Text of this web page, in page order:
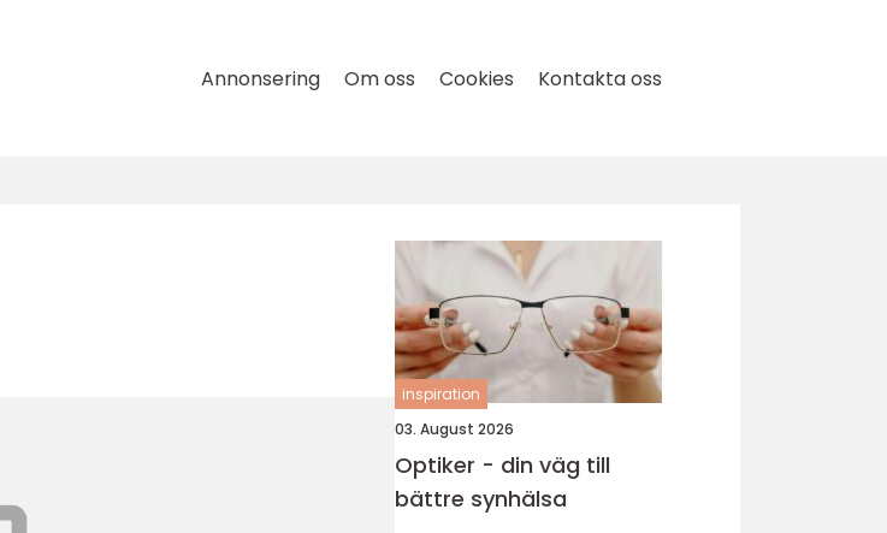
Annonsering Om oss Cookies Kontakta oss
inspiration
03. August 2026
Optiker - din väg till
bättre synhälsa